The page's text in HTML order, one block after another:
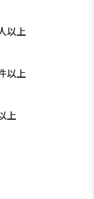
以上
以上
上